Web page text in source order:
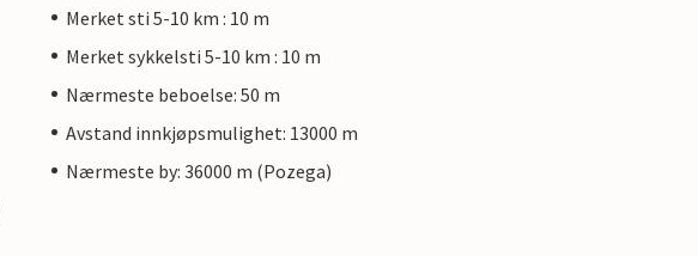
Merket sti 5-10 km : 10 m
Merket sykkelsti 5-10 km : 10 m
Nærmeste beboelse: 50 m
Avstand innkjøpsmulighet: 13000 m
Nærmeste by: 36000 m (Pozega)